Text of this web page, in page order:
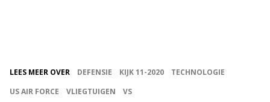
LEES MEER OVER DEFENSIE KIJK 11-2020
TECHNOLOGIE
US AIR FORCE
VLIEGTUIGEN VS